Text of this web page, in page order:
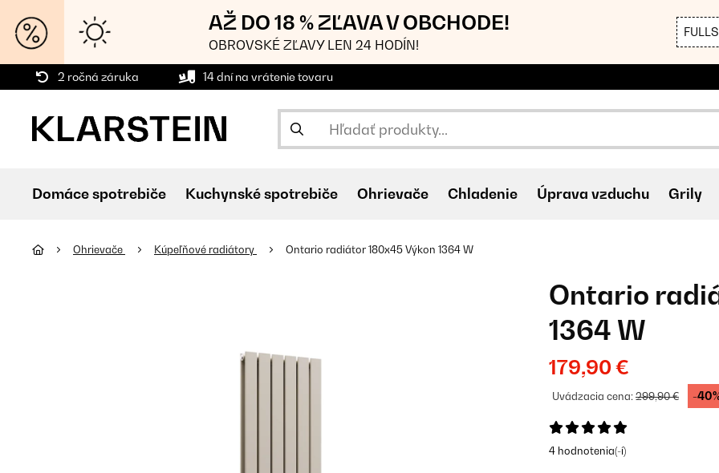
AŽ DO 18 % ZĽAVA V OBCHODE!
OBROVSKÉ ZĽAVY LEN 24 HODÍN!
2 ročná záruka 14 dní na vrátenie tovaru
Domáce spotrebiče Kuchynské spotrebiče Ohrievače Chladenie Úprava vzduchu Grily
Ohrievače Kúpeľňové radiátory Ontario radiátor 180x45 Výkon 1364 W
Ontario
1364 W
179,90 €
Uvádzacia cena:299,90 € -
4 hodnotenia(-í)